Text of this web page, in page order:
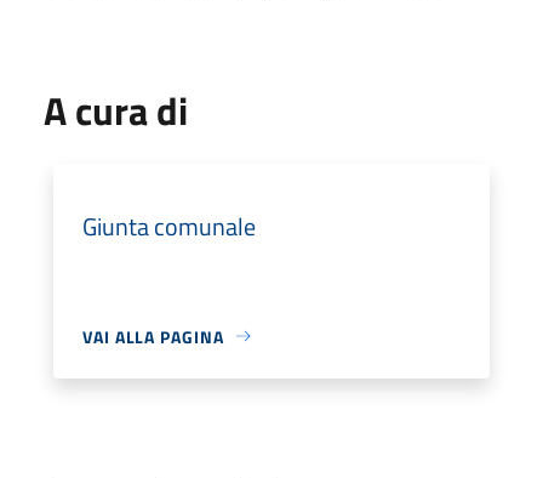
A cura di
Giunta comunale
VAI ALLA PAGINA